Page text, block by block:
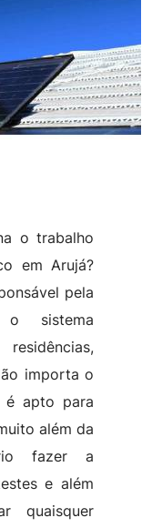
o trabalho
em Arujá?
pela
sistema
importa o
é apto para
além da
fazer a
e além
quaisquer